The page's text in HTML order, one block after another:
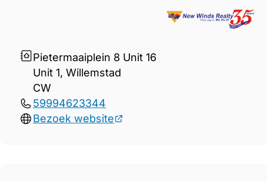
Pietermaaiplein 8 Unit 16
Unit 1, Willemstad
CW
59994623344
Bezoek website